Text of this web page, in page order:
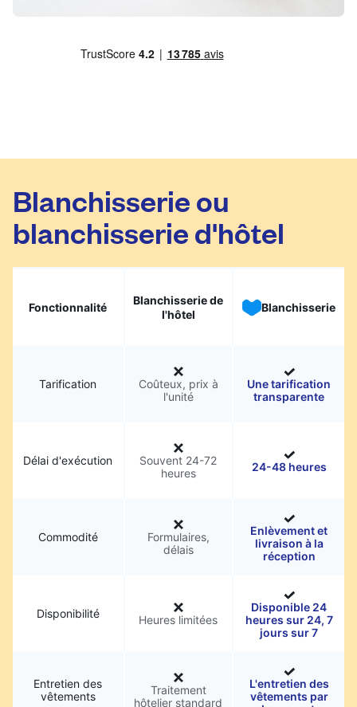
Blanchisserie ou
blanchisserie d'hôtel
Fonctionnalité
Blanchisserie de
l'hôtel
Blanchisserie
Tarification
Coûteux, prix à
l'unité
Une tarification
transparente
Délai d'exécution
Souvent 24-72
heures
24-48 heures
Commodité
Formulaires,
délais
Enlèvement et
livraison à la
réception
Disponibilité Heures limitées
Disponible 24
heures sur 24, 7
jours sur 7
Entretien des
vêtements
Traitement
hôtelier standard
L'entretien des
vêtements par